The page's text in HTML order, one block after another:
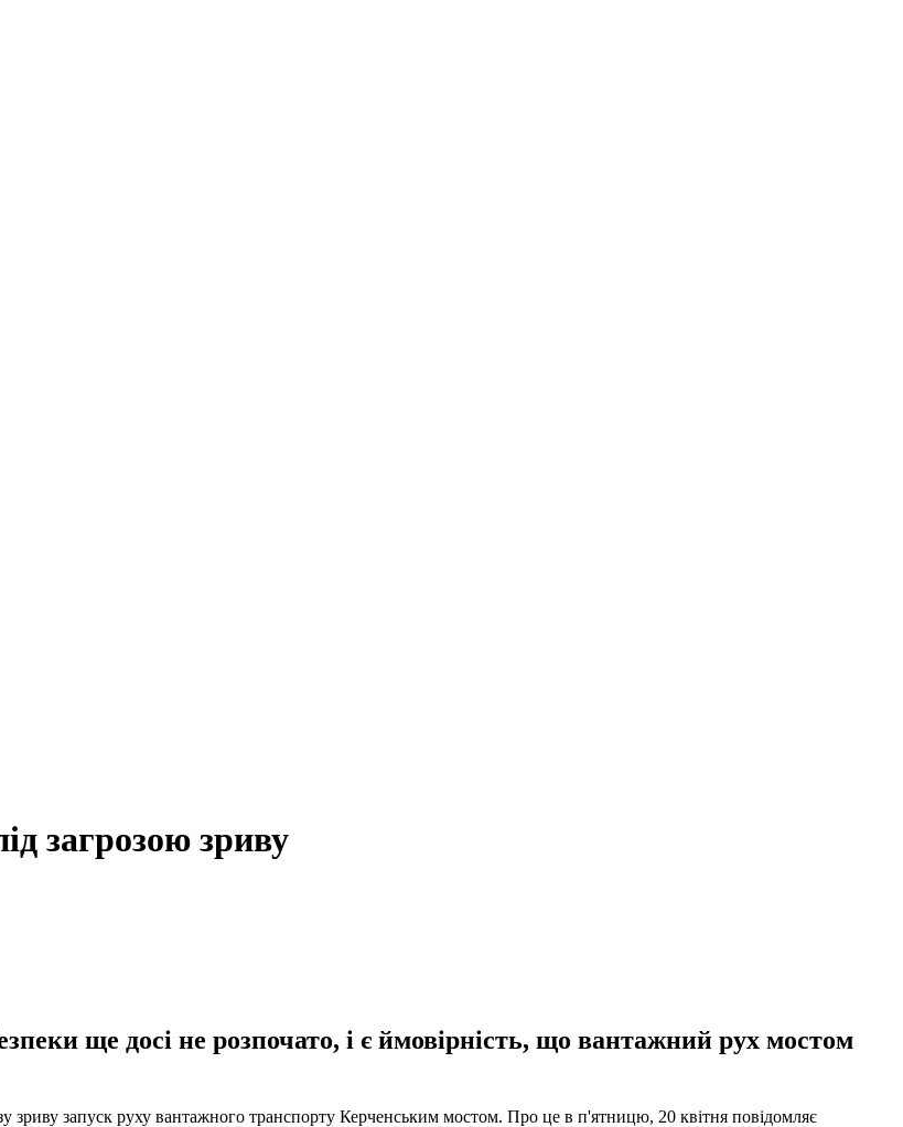
загрозою зриву
ще досі не розпочато, і є ймовірність, що вантажний рух мостом
зриву запуск руху вантажного транспорту Керченським мостом. Про це в п'ятницю, 20 квітня повідомляє